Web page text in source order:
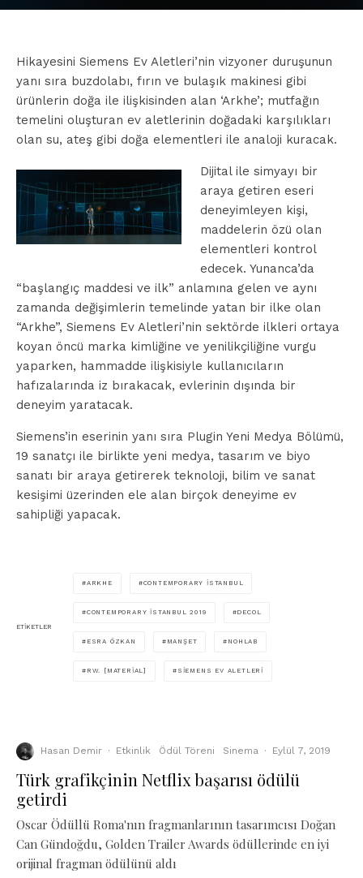
Hikayesini Siemens Ev Aletleri’nin vizyoner duruşunun
yanı sıra buzdolabı, fırın ve bulaşık makinesi gibi
ürünlerin doğa ile ilişkisinden alan ‘Arkhe’; mutfağın
temelini oluşturan ev aletlerinin doğadaki karşılıkları
olan su, ateş gibi doğa elementleri ile analoji kuracak.
Dijital ile simyayı bir
araya getiren eseri
deneyimleyen kişi,
maddelerin özü olan
elementleri kontrol
edecek. Yunanca’da
“başlangıç maddesi ve ilk” anlamına gelen ve aynı
zamanda değişimlerin temelinde yatan bir ilke olan
“Arkhe”, Siemens Ev Aletleri’nin sektörde ilkleri ortaya
koyan öncü marka kimliğine ve yenilikçiliğine vurgu
yaparken, hammadde ilişkisiyle kullanıcıların
hafızalarında iz bırakacak, evlerinin dışında bir
deneyim yaratacak.
Siemens’in eserinin yanı sıra Plugin Yeni Medya Bölümü,
19 sanatçı ile birlikte yeni medya, tasarım ve biyo
sanatı bir araya getirerek teknoloji, bilim ve sanat
kesişimi üzerinden ele alan birçok deneyime ev
sahipliği yapacak.
ETIKETLER
ARKHE CONTEMPORARY İSTANBUL
CONTEMPORARY İSTANBUL 2019 DECOL
ESRA ÖZKAN MANŞET NOHLAB
RW. [MATERIAL] SIEMENS EV ALETLERI
Hasan Demir · Etkinlik Ödül Töreni Sinema · Eylül 7, 2019
Türk grafikçinin Netflix başarısı ödülü
getirdi
Oscar Ödüllü Roma'nın fragmanlarının tasarımcısı Doğan
Can Gündoğdu, Golden Trailer Awards ödüllerinde en iyi
orijinal fragman ödülünü aldı